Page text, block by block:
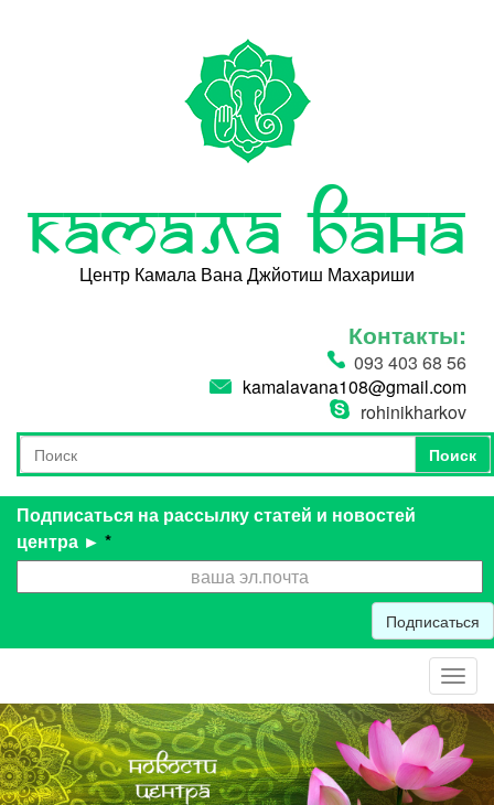
Камала Вана
Центр Камала Вана Джйотиш Махариши
Контакты:
093 403 68 56
kamalavana108@gmail.com
rohinikharkov
Форма поиска
Поиск
Поиск
Подписаться на рассылку статей и новостей
центра ► *
Подписаться